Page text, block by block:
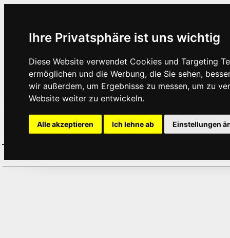
Ihre Privatsphäre ist uns wichtig
Diese Website verwendet Cookies und Targeting
ermöglichen und die Werbung, die Sie sehen,
wir außerdem, um Ergebnisse zu messen, um zu
Website weiter zu entwickeln.
Alle akzeptieren Ich lehne ab Einstellungen